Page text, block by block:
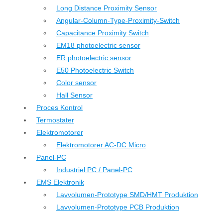
Long Distance Proximity Sensor
Angular-Column-Type-Proximity-Switch
Capacitance Proximity Switch
EM18 photoelectric sensor
ER photoelectric sensor
E50 Photoelectric Switch
Color sensor
Hall Sensor
Proces Kontrol
Termostater
Elektromotorer
Elektromotorer AC-DC Micro
Panel-PC
Industriel PC / Panel-PC
EMS Elektronik
Lavvolumen-Prototype SMD/HMT Produktion
Lavvolumen-Prototype PCB Produktion